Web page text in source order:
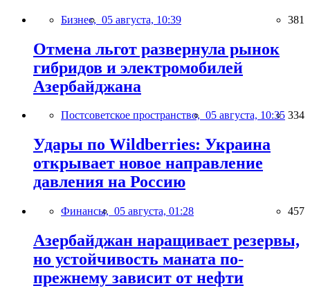
Бизнес, 05 августа, 10:39 381
Отмена льгот развернула рынок
гибридов и электромобилей
Азербайджана
Постсоветское пространство, 05 августа, 10:35 334
Удары по Wildberries: Украина
открывает новое направление
давления на Россию
Финансы, 05 августа, 01:28 457
Азербайджан наращивает резервы,
но устойчивость маната по-
прежнему зависит от нефти